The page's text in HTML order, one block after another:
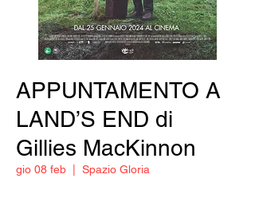
APPUNTAMENTO A
LAND’S END di
Gillies MacKinnon
gio 08 feb Spazio Gloria